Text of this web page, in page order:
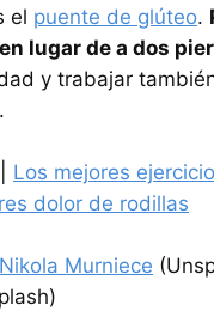
el puente de glúteo.
lugar de a dos
y trabajar
Los mejores
dolor de rodillas
Nikola Murniece